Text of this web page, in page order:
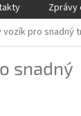
Zprávy
vozík pro snadný
snadný